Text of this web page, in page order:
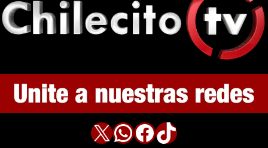
X WhatsApp Facebook TikTok